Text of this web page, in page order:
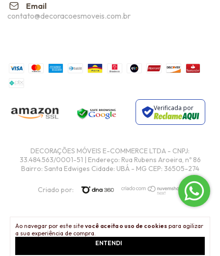
Ao navegar por este site você aceita o uso de cookies para agilizar
a sua experiência de compra.
ENTENDI
Email
contato@decoracoesmoveis.com.br
Verificada por
Criado por: